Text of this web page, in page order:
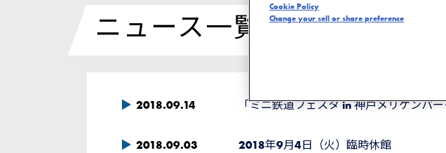
ニュース一覧
2018.09.14 「ミニ鉄道フェスタ in 神戸メリケンパ
2018.09.03 2018年9月4日（火）臨時休館
Cookie Policy
Change your sell or share preference